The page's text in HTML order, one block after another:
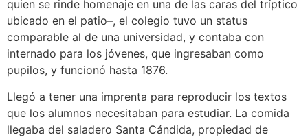
quien se rinde homenaje en una de las caras del tríptico
ubicado en el patio–, el colegio tuvo un status
comparable al de una universidad, y contaba con
internado para los jóvenes, que ingresaban como
pupilos, y funcionó hasta 1876.
Llegó a tener una imprenta para reproducir los textos
que los alumnos necesitaban para estudiar. La comida
llegaba del saladero Santa Cándida, propiedad de